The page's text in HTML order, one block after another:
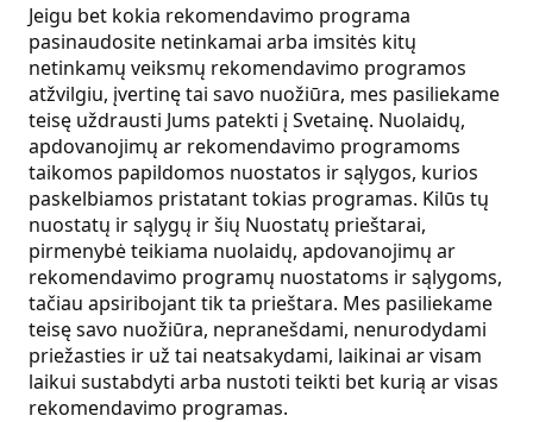
Jeigu bet kokia rekomendavimo programa
pasinaudosite netinkamai arba imsitės kitų
netinkamų veiksmų rekomendavimo programos
atžvilgiu, įvertinę tai savo nuožiūra, mes pasiliekame
teisę uždrausti Jums patekti į Svetainę. Nuolaidų,
apdovanojimų ar rekomendavimo programoms
taikomos papildomos nuostatos ir sąlygos, kurios
paskelbiamos pristatant tokias programas. Kilūs tų
nuostatų ir sąlygų ir šių Nuostatų prieštarai,
pirmenybė teikiama nuolaidų, apdovanojimų ar
rekomendavimo programų nuostatoms ir sąlygoms,
tačiau apsiribojant tik ta prieštara. Mes pasiliekame
teisę savo nuožiūra, nepranešdami, nenurodydami
priežasties ir už tai neatsakydami, laikinai ar visam
laikui sustabdyti arba nustoti teikti bet kurią ar visas
rekomendavimo programas.